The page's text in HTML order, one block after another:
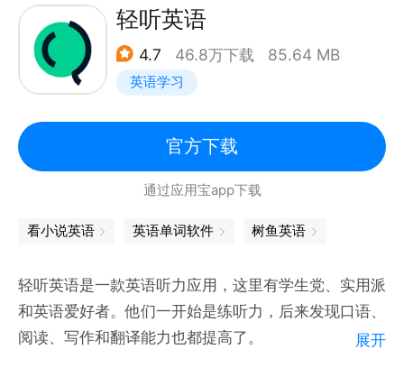
——听力训练
收录外研社、考试真题等10万+权威听力资源，英美发
新增英语每日一句，每天一个句子，名师真人发音地道
讲解，提供一对一纠音服务。
很感谢您的使用，如有相关反馈建议，请随时联系我
客服电话：400-677-5005
扇贝强大的记忆系统进行学习。
【重难点强化】
文章的重点单词、各类考试（四六级、考研、托福GRE
缺补漏。
你每天的学习进度，都会通过图表生动展示，包括每日
【短文计划】
我们还会协助你制定短文计划，约束自己在一个月、两
个月内一天不落地进行阅读。
轻听英语
4.7 46.8万下载 85.64 MB
英语学习
官方下载
通过应用宝app下载
看小说英语 英语单词软件 树鱼英语
轻听英语是一款英语听力应用，这里有学生党、实用派
和英语爱好者。他们一开始是练听力，后来发现口语、
阅读、写作和翻译能力也都提高了。
展开